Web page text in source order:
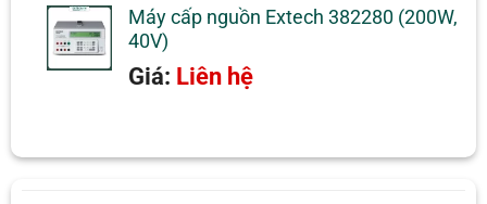
Máy cấp nguồn Extech 382280 (200W,
40V)
Giá: Liên hệ